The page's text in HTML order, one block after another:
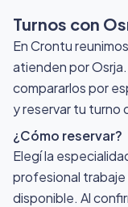
Turnos con
En Crontu
atienden por Osrja
compararlos por
y reservar tu turno
¿Cómo reservar?
Elegí la
profesional trabaje
disponible. Al